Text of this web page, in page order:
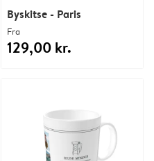
Byskitse - Paris
Fra
129,00 kr.